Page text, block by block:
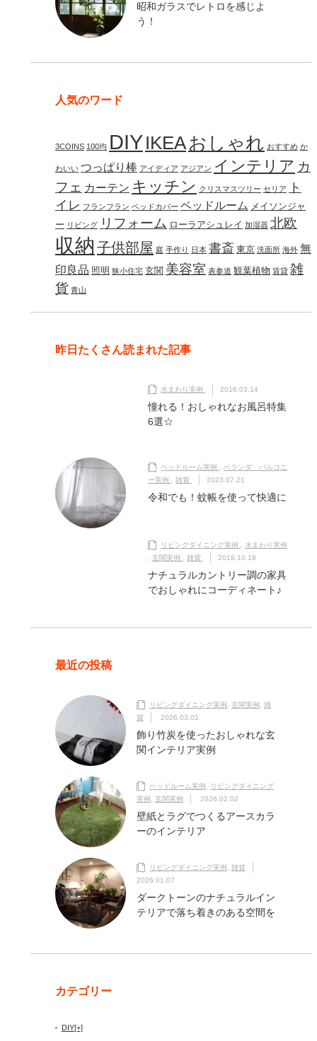
昭和ガラスでレトロを感じよ
う！
人気のワード
3COINS 100均 DIYIKEAおしゃれ おすすめ か
わいい つっぱり棒 アイディア アジアン インテリア カ
フェ カーテン キッチン クリスマスツリー セリア
ト
イレ フランフラン ベッドカバー ベッドルーム メイソンジャ
ー リビング リフォーム ローラアシュレイ 加湿器 北欧
収納 子供部屋 庭 手作り 日本 書斎 東京 洗面所 海外 無
印良品 照明 狭小住宅 玄関 美容室 表参道 観葉植物 賃貸 雑
貨 青山
昨日たくさん読まれた記事
水まわり実例 2016.03.14
憧れる！おしゃれなお風呂特集
6選☆
ベッドルーム実例
ベランダ バルコニ
ー実例
雑貨 2023.07.21
令和でも！蚊帳を使って快適に
リビングダイニング実例
水まわり実例
玄関実例 雑貨 2019.10.18
ナチュラルカントリー調の家具
でおしゃれにコーディネート♪
最近の投稿
リビングダイニング実例 玄関実例
雑
貨
2026.03.02
飾り竹炭を使ったおしゃれな玄
関インテリア実例
ベッドルーム実例
リビングダイニング
実例
玄関実例 2026.02.02
壁紙とラグでつくるアースカラ
ーのインテリア
リビングダイニング実例
雑貨
2026.01.07
ダークトーンのナチュラルイン
テリアで落ち着きのある空間を
カテゴリー
DIY[+]